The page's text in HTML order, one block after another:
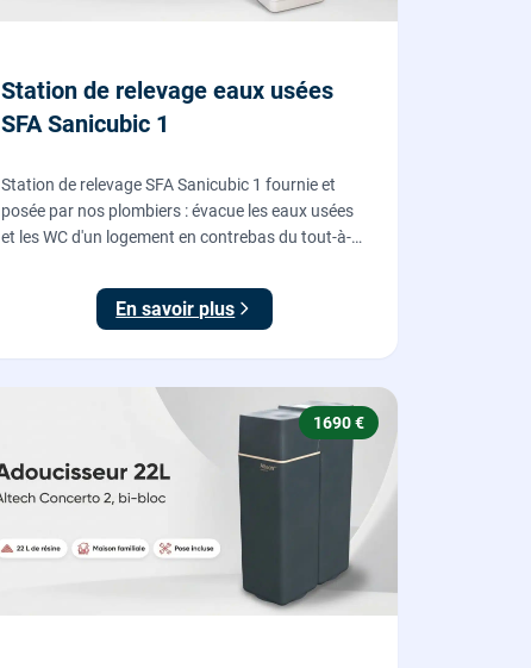
Station de relevage eaux usées
SFA Sanicubic 1
Station de relevage SFA Sanicubic 1 fournie et
posée par nos plombiers : évacue les eaux usées
et les WC d'un logement en contrebas du tout-à-
garantie 2 ans.
En savoir plus
1690 €